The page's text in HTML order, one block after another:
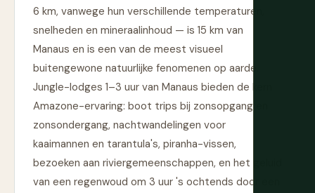
6 km, vanwege hun verschillende temperaturen,
snelheden en mineraalinhoud — is 15 km van
Manaus en is een van de meest visueel
buitengewone natuurlijke fenomenen op aarde.
Jungle-lodges 1–3 uur van Manaus bieden de kern
Amazone-ervaring: boot trips bij zonsopgang en
zonsondergang, nachtwandelingen voor
kaaimannen en tarantula's, piranha-vissen,
bezoeken aan riviergemeenschappen, en het geluid
van een regenwoud om 3 uur 's ochtends door een